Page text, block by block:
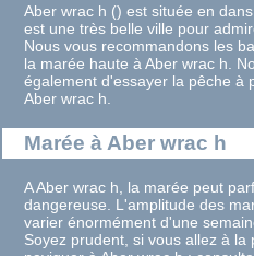
Aber wrac h () est située en
est une très belle ville pour
Nous vous recommandons les
la marée haute à Aber wrac h.
également d'essayer la pêche à
Aber wrac h.
Marée à Aber wrac h
A Aber wrac h, la marée peut
dangereuse. L'amplitude des
varier énormément d'une
Soyez prudent, si vous allez à